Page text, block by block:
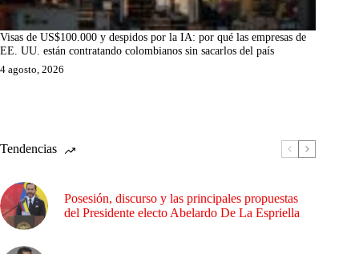
Visas de US$100.000 y despidos por la IA: por qué las empresas de
EE. UU. están contratando colombianos sin sacarlos del país
4 agosto, 2026
Tendencias
Posesión, discurso y las principales propuestas
del Presidente electo Abelardo De La Espriella